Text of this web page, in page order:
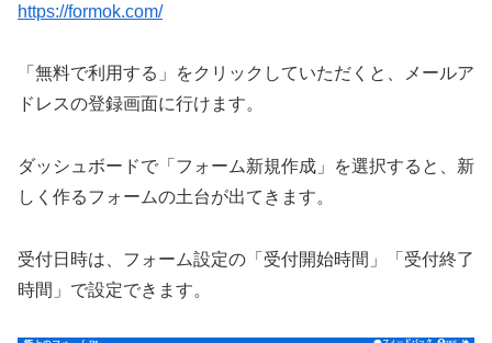
https://formok.com/
「無料で利用する」をクリックしていただくと、メールア
ドレスの登録画面に行けます。
ダッシュボードで「フォーム新規作成」を選択すると、新
しく作るフォームの土台が出てきます。
受付日時は、フォーム設定の「受付開始時間」「受付終了
時間」で設定できます。